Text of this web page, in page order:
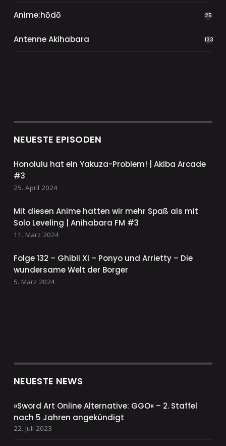
Anime:hōdō 25
Antenne Akihabara 133
NEUESTE EPISODEN
Honolulu hat ein Yakuza-Problem! | Akiba Arcade
#3
25. April 2024
Mit diesen Anime hatten wir mehr Spaß als mit
Solo Leveling | Anihabara FM #3
11. März 2024
Folge 132 – Ghibli XI – Ponyo und Arrietty – Die
wundersame Welt der Borger
5. März 2024
NEUESTE NEWS
»Sword Art Online Alternative: GGO« – 2. Staffel
nach 5 Jahren angekündigt
22. Juli 2023